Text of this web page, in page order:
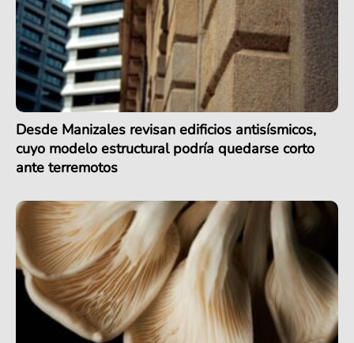
Desde Manizales revisan edificios antisísmicos,
cuyo modelo estructural podría quedarse corto
ante terremotos